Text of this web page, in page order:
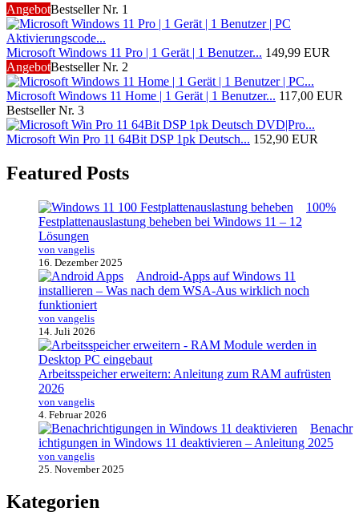
AngebotBestseller Nr. 1
Microsoft Windows 11 Pro | 1 Gerät | 1 Benutzer... 149,99 EUR
AngebotBestseller Nr. 2
Microsoft Windows 11 Home | 1 Gerät | 1 Benutzer... 117,00 EUR
Bestseller Nr. 3
Microsoft Win Pro 11 64Bit DSP 1pk Deutsch... 152,90 EUR
Featured Posts
100%
Festplattenauslastung beheben bei Windows 11 – 12
Lösungen
von vangelis
16. Dezember 2025
Android-Apps auf Windows 11
installieren – Was nach dem WSA-Aus wirklich noch
funktioniert
von vangelis
14. Juli 2026
Arbeitsspeicher erweitern: Anleitung zum RAM aufrüsten
2026
von vangelis
4. Februar 2026
Benachr
ichtigungen in Windows 11 deaktivieren – Anleitung 2025
von vangelis
25. November 2025
Kategorien